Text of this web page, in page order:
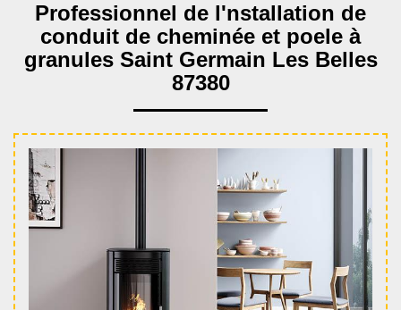
Professionnel de l'nstallation de
conduit de cheminée et poele à
granules Saint Germain Les Belles
87380